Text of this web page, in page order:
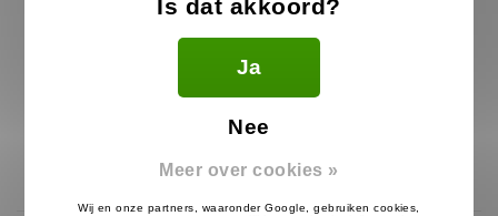
Op voorraad
Is dat akkoord?
Ja
Nee
Meer over cookies »